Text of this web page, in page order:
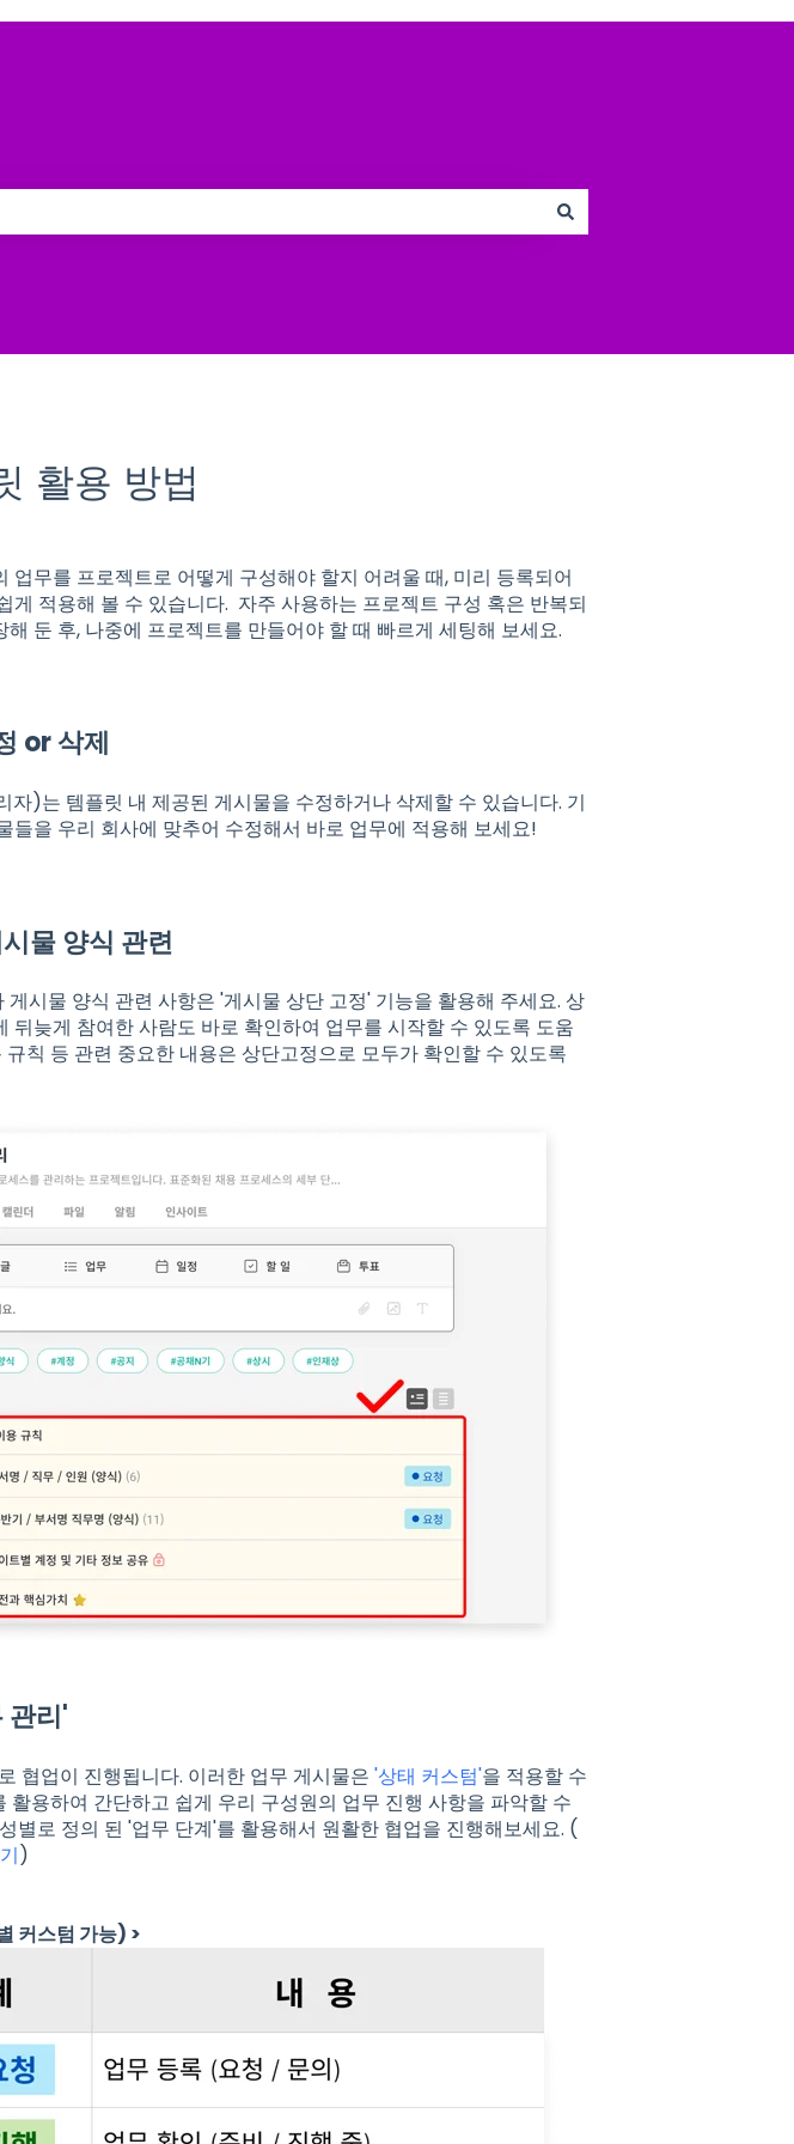
활용 방법
업무를 프로젝트로 어떻게 구성해야 할지 어려울 때, 미리 등록되어
게 적용해 볼 수 있습니다. 자주 사용하는 프로젝트 구성 혹은 반복되
둔 후, 나중에 프로젝트를 만들어야 할 때 빠르게 세팅해 보세요.
or 삭제
자)는 템플릿 내 제공된 게시물을 수정하거나 삭제할 수 있습니다. 기
들을 우리 회사에 맞추어 수정해서 바로 업무에 적용해 보세요!
물 양식 관련
시물 양식 관련 사항은 '게시물 상단 고정' 기능을 활용해 주세요. 상
뒤늦게 참여한 사람도 바로 확인하여 업무를 시작할 수 있도록 도움
칙 등 관련 중요한 내용은 상단고정으로 모두가 확인할 수 있도록
관리'
협업이 진행됩니다. 이러한 업무 게시물은 '상태 커스텀'을 적용할 수
용하여 간단하고 쉽게 우리 구성원의 업무 진행 사항을 파악할 수
별로 정의 된 '업무 단계'를 활용해서 원활한 협업을 진행해보세요. (
)
커스텀 가능) >